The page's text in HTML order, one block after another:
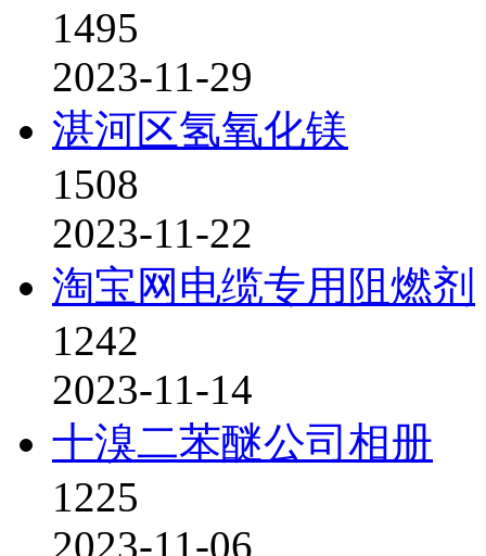
1495
2023-11-29
湛河区氢氧化镁
1508
2023-11-22
淘宝网电缆专用阻燃剂
1242
2023-11-14
十溴二苯醚公司相册
1225
2023-11-06